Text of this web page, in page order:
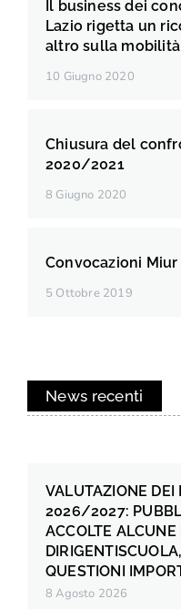
Il business dei
Lazio rigetta un
altro sulla
10 Giugno 2020
Chiusura del
2020/2021
8 Giugno 2020
Convocazioni
5 Ottobre 2019
News recenti
VALUTAZIONE DEI
2026/2027:
ACCOLTE ALCUNE
QUESTIONI
8 Agosto 2026